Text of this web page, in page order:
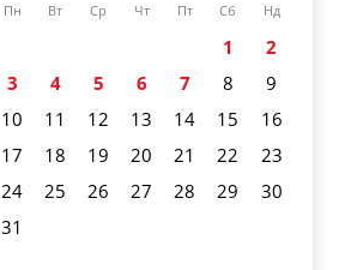
Пн Вт Ср Чт Пт Сб Нд
1
2
3
4 5 6 7 8
9
10
11 12 13 14 15
16
17
18 19 20 21 22
23
24
25 26 27 28 29
30
31